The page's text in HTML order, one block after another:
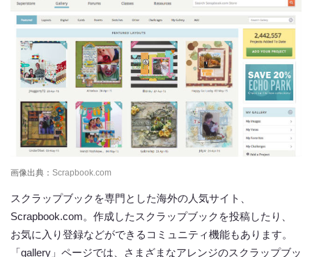
画像出典： Scrapbook.com
スクラップブックを専門とした海外の人気サイト、
Scrapbook.com。作成したスクラップブックを投稿したり、
お気に入り登録などができるコミュニティ機能もあります。
「gallery」ページでは、さまざまなアレンジのスクラップブッ